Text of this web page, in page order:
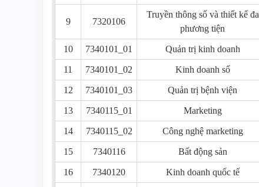
9 7320106
Truyền thông số và thiết kế đa
phương tiện
10 7340101_01 Quản trị kinh doanh
11 7340101_02 Kinh doanh số
12 7340101_03 Quản trị bệnh viện
13 7340115_01 Marketing
14 7340115_02 Công nghệ marketing
15 7340116 Bất động sản
16 7340120 Kinh doanh quốc tế